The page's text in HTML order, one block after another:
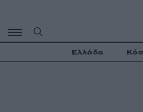
περιεχόμενο
Ελλάδα